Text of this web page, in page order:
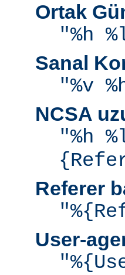
Ortak
"%h
Sanal
"%v
NCSA
"%h
Referer
User-